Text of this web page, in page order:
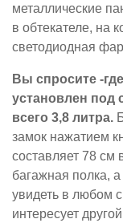
металлические
в обтекателе, на
светодиодная
Вы спросите -
установлен под
всего 3,8 литра.
замок нажатием
составляет 78 см
багажная полка,
увидеть в любом
интересует